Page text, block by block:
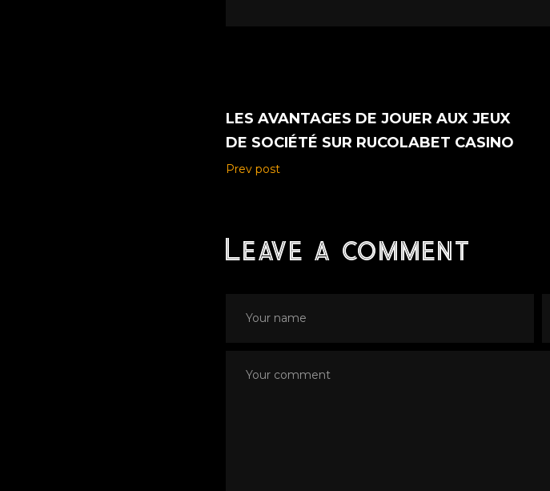
LES AVANTAGES DE JOUER AUX JEUX
DE SOCIÉTÉ SUR RUCOLABET CASINO
Prev post
Leave a comment